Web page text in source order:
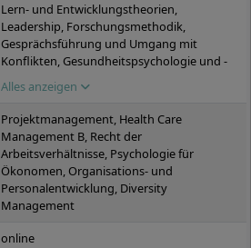
Lern- und Entwicklungstheorien,
Leadership, Forschungsmethodik,
Gesprächsführung und Umgang mit
Konflikten, Gesundheitspsychologie und -
soziologie, Public Health, Pädagogik in der
Erwachsenenbildung, Krisenintervention,
Evidenzbasierte Praxis und
Prozessgestaltung im Gesundheitswesen,
Praxisprojekt: Pädagogische
Handlungsfelder, Seminar:
Rahmenbedingungen in der Gesundheits-
und Pflegepädagogik,
Bildungsmanagement in der Aus-, Fort- und
Weiterbildung, Didaktik in
Alles anzeigen
Projektmanagement, Health Care
Management B, Recht der
Arbeitsverhältnisse, Psychologie für
Ökonomen, Organisations- und
Personalentwicklung, Diversity
Management
online